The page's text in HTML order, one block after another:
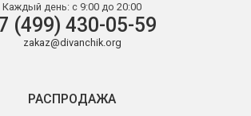
Каждый день: с 9:00 до 20:00
(499) 430-05-59
zakaz@divanchik.org
РАСПРОДАЖА